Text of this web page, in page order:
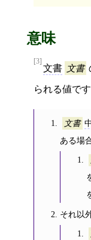
意味
[3]
文書 文書
られる値です
文書
ある場
それ以